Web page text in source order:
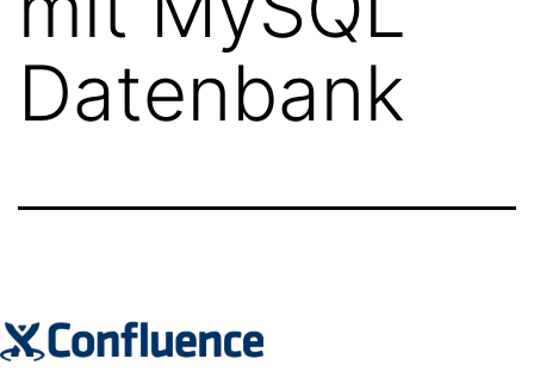
Datenbank